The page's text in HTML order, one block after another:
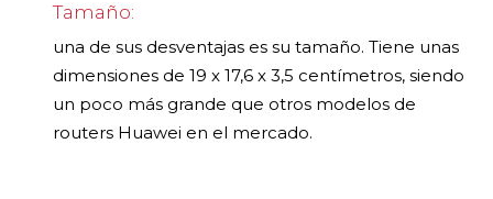
Tamaño:
una de sus desventajas es su tamaño. Tiene unas
dimensiones de 19 x 17,6 x 3,5 centímetros, siendo
un poco más grande que otros modelos de
routers Huawei en el mercado.